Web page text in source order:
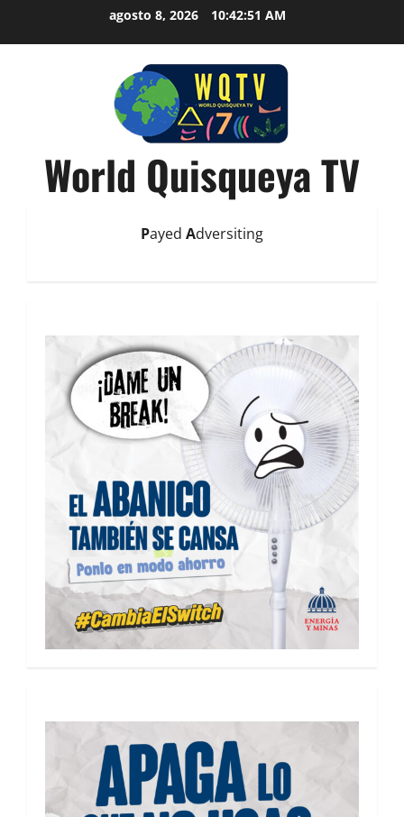
agosto 8, 2026 10:42:53 AM
World Quisqueya TV
Payed Adversiting